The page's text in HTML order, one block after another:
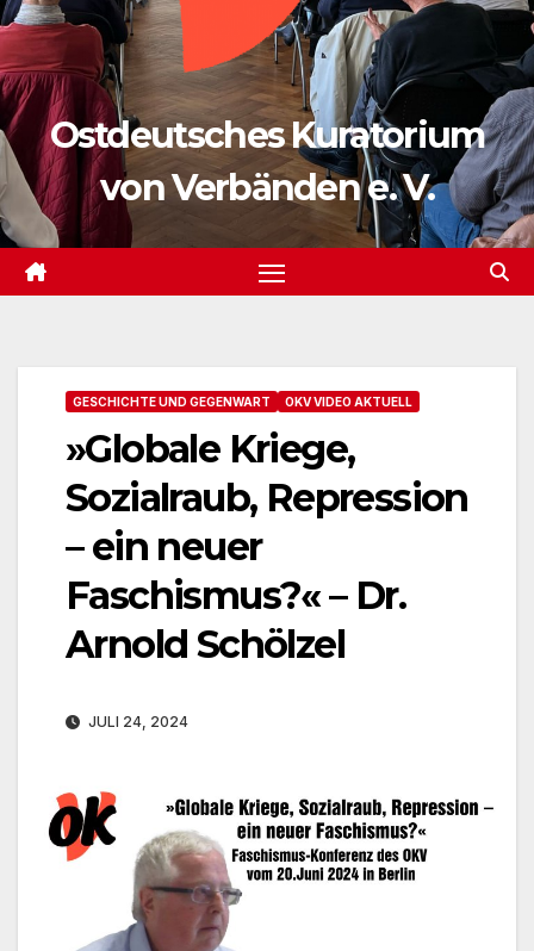
Ostdeutsches Kuratorium
von Verbänden e. V.
GESCHICHTE UND GEGENWART OKV VIDEO AKTUELL
»Globale Kriege,
Sozialraub, Repression
– ein neuer
Faschismus?« – Dr.
Arnold Schölzel
JULI 24, 2024